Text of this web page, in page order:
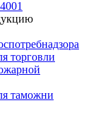
торговли
таможни